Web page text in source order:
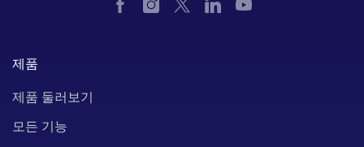
제품
제품 둘러보기
모든 기능